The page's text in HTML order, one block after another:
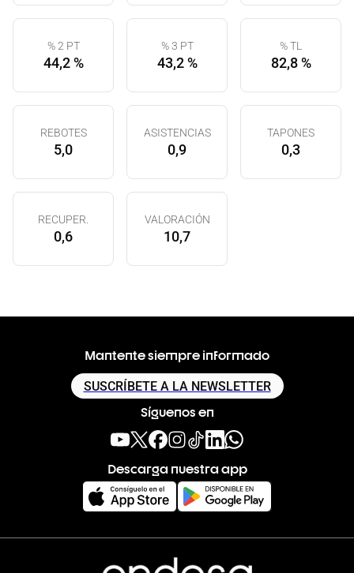
% 2 PT
44,2 %
% 3 PT
43,2 %
% TL
82,8 %
REBOTES
5,0
ASISTENCIAS
0,9
TAPONES
0,3
RECUPER.
0,6
VALORACIÓN
10,7
Mantente siempre informado
SUSCRÍBETE A LA NEWSLETTER
Síguenos en
Descarga nuestra app